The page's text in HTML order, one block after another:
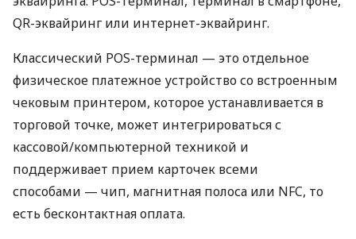
QR-эквайринг или интернет-эквайринг.
Классический POS-терминал — это отдельное
физическое платежное устройство со встроенным
чековым принтером, которое устанавливается в
торговой точке, может интегрироваться с
кассовой/компьютерной техникой и
поддерживает прием карточек всеми
способами — чип, магнитная полоса или NFC, то
есть бесконтактная оплата.